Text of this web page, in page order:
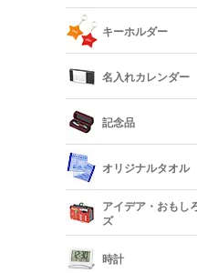
キーホルダー
名入れカレンダー
記念品
オリジナルタオル
アイデア・おもし
ズ
時計